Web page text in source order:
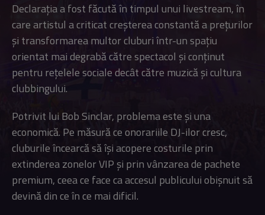
Declarația a fost făcută în timpul unui livestream, în
care artistul a criticat creșterea constantă a prețurilor
și transformarea multor cluburi într-un spațiu
orientat mai degrabă către spectacol și conținut
pentru rețelele sociale decât către muzică și cultura
clubbingului.
Potrivit lui Bob Sinclar, problema este și una
economică. Pe măsură ce onorariile DJ-ilor cresc,
cluburile încearcă să își acopere costurile prin
extinderea zonelor VIP și prin vânzarea de pachete
premium, ceea ce face ca accesul publicului obișnuit să
devină din ce în ce mai dificil.